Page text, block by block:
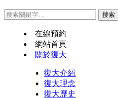
在線預約
網站首頁
關於復大
復大介紹
復大理念
復大歷史